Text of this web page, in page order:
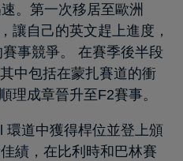
。第一次移居至歐洲
讓自己的英文趕上進度，
事競爭。 在賽季後半段
中包括在蒙扎賽道的衝
理成章晉升至F2賽事。
環道中獲得桿位並登上頒
績，在比利時和巴林賽